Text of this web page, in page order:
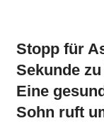
Stopp für
Sekunde
Eine
Sohn ruft